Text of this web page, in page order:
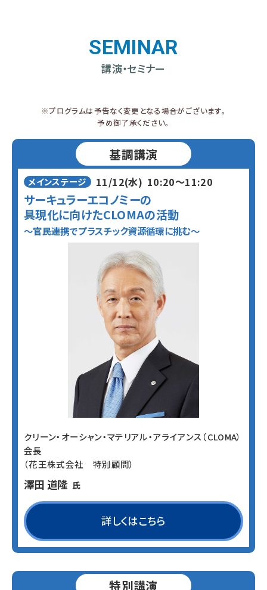
出展者募集につきまして、新規出展者枠の受付は終了いたしまし
川崎国際環境技術展の出展者募集、協賛募集を開始しました。
SEMINAR
講演・セミナー
※プログラムは予告なく変更となる場合がございます。
予め御了承ください。
基調講演
メインステージ 11/12(水) 10:20〜11:20
サーキュラーエコノミーの
具現化に向けたCLOMAの活動
〜官民連携でプラスチック資源循環に挑む〜
クリーン・オーシャン・マテリアル・アライアンス（CLOMA）
会長
（花王株式会社 特別顧問）
澤田 道隆 氏
詳しくはこちら
特別講演